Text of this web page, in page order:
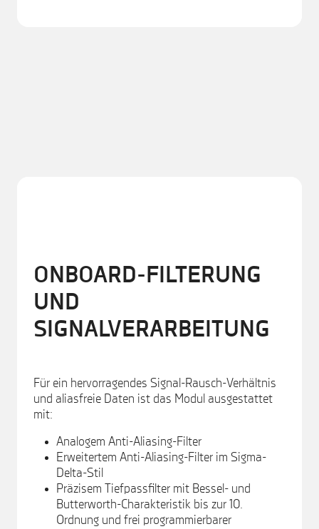
ONBOARD-FILTERUNG
UND
SIGNALVERARBEITUNG
Für ein hervorragendes Signal-Rausch-Verhältnis
und aliasfreie Daten ist das Modul ausgestattet
mit:
Analogem Anti-Aliasing-Filter
Erweitertem Anti-Aliasing-Filter im Sigma-
Delta-Stil
Präzisem Tiefpassfilter mit Bessel- und
Butterworth-Charakteristik bis zur 10.
Ordnung und frei programmierbarer